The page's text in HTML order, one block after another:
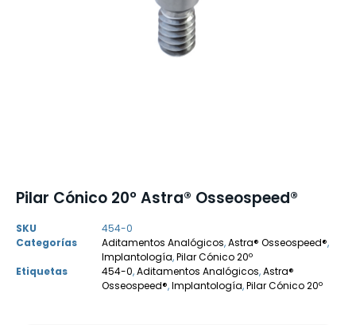
Pilar Cónico 20º Astra® Osseospeed®
SKU
454-0
Categorías
Aditamentos Analógicos,Astra® Osseospeed®,
Implantología,Pilar Cónico 20º
Etiquetas
454-0,Aditamentos Analógicos,Astra®
Osseospeed®,Implantología,Pilar Cónico 20º